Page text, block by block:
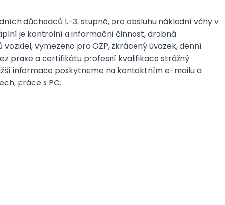
důchodců 1.-3. stupně, pro obsluhu nákladní váhy v
je kontrolní a informační činnost, drobná
vymezeno pro OZP, zkrácený úvazek, denní
praxe a certifikátu profesní kvalifikace strážný
informace poskytneme na kontaktním e-mailu a
práce s PC.